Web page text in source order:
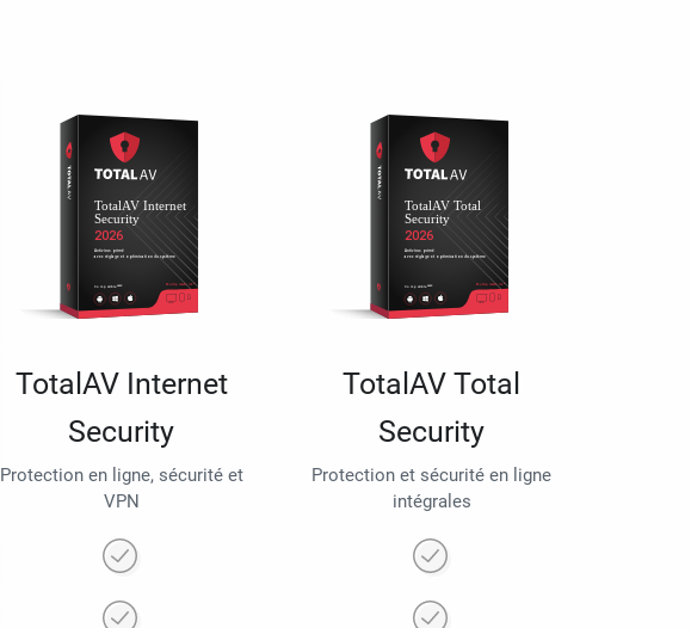
TotalAV Internet
Security
Protection en ligne, sécurité et
VPN
TotalAV Total
Security
Protection et sécurité en ligne
intégrales